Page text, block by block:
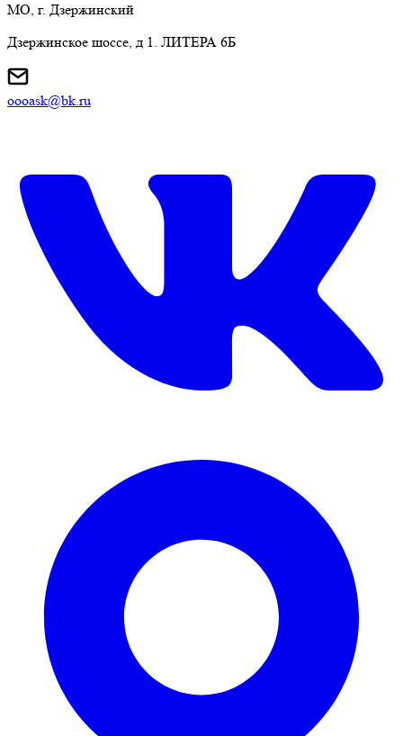
МО, г. Дзержинский
Дзержинское шоссе, д 1. ЛИТЕРА 6Б
oooask@bk.ru